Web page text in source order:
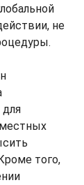
не
того,